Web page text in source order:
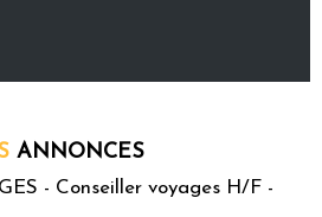
ANNONCES
- Conseiller voyages H/F -